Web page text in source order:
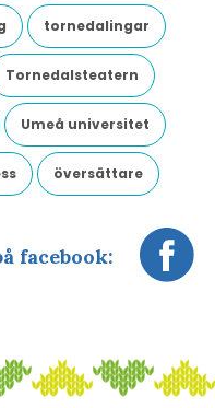
tornedalingar
Tornedalsteatern
Umeå universitet
översättare
facebook: